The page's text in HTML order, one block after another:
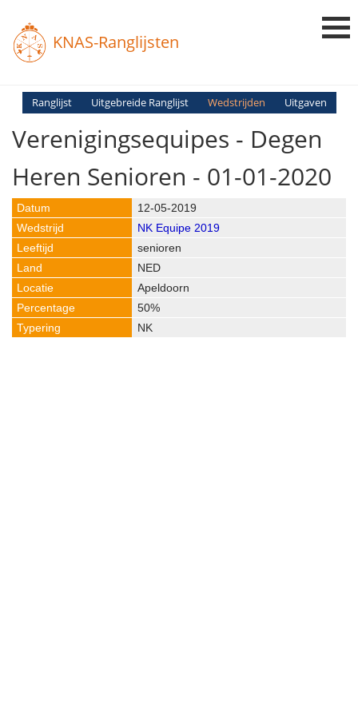
KNAS-Ranglijsten
Login
Ranglijsten
Ranglijst Uitgebreide Ranglijst Wedstrijden Uitgaven
Verenigingsequipes - Degen
Heren Senioren - 01-01-2020
12-05-2019
NK Equipe 2019
senioren
NED
Apeldoorn
50%
NK